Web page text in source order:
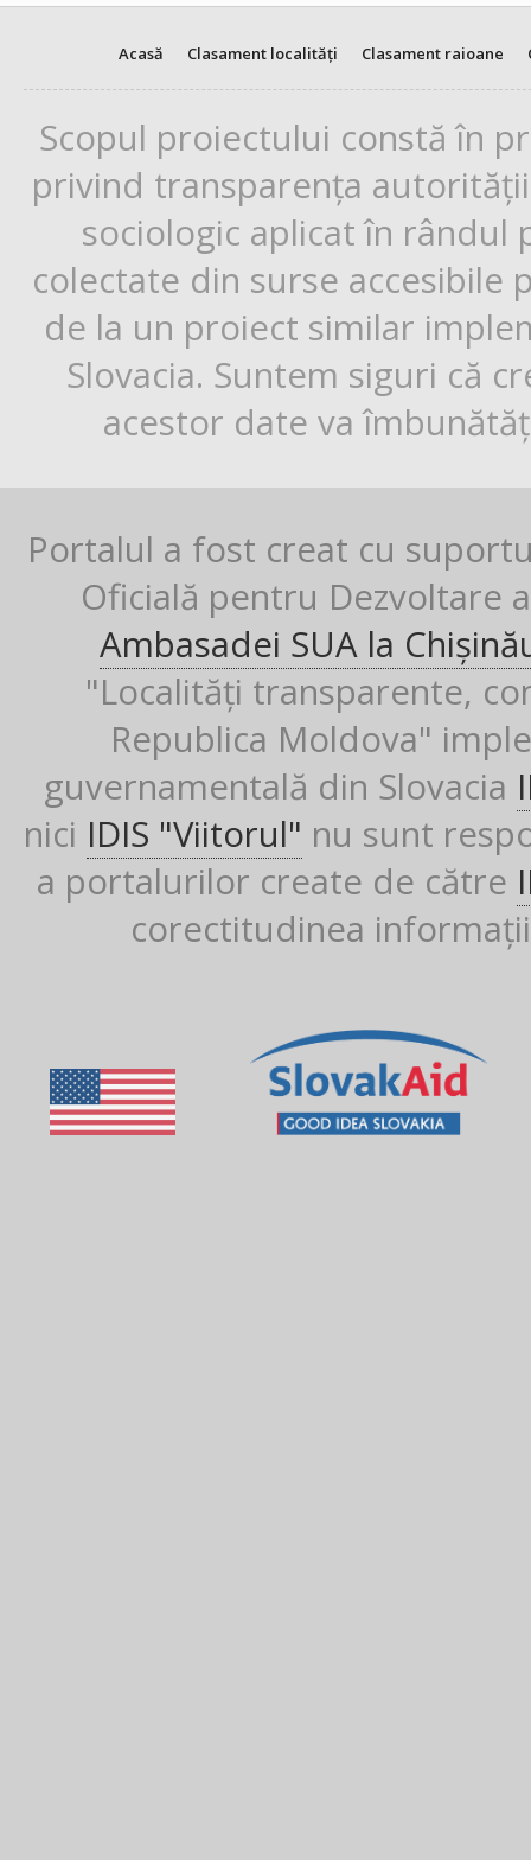
Acasă Clasament localități Clasament raioane
Scopul proiectului constă în
privind transparența
sociologic aplicat în rândul
colectate din surse
de la un proiect similar
Slovacia. Suntem siguri că
acestor date va
Portalul a fost creat cu
Oficială pentru Dezvoltare
Ambasadei SUA la
"Localități transparente,
Republica Moldova"
guvernamentală din Slovacia
nici IDIS "Viitorul" nu sunt
a portalurilor create de către
corectitudinea